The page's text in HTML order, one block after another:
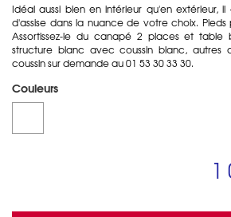
Idéal aussi bien en intérieur qu'en extérieur,
d'assise dans la nuance de votre choix.
Assortissez-le du canapé 2 places et table
structure blanc avec coussin blanc, autres
coussin sur demande au 01 53 30 33 30.
Couleurs
1